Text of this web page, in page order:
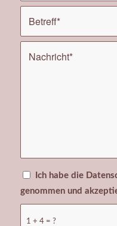
Ich habe die
genommen und
1 + 4 = ?